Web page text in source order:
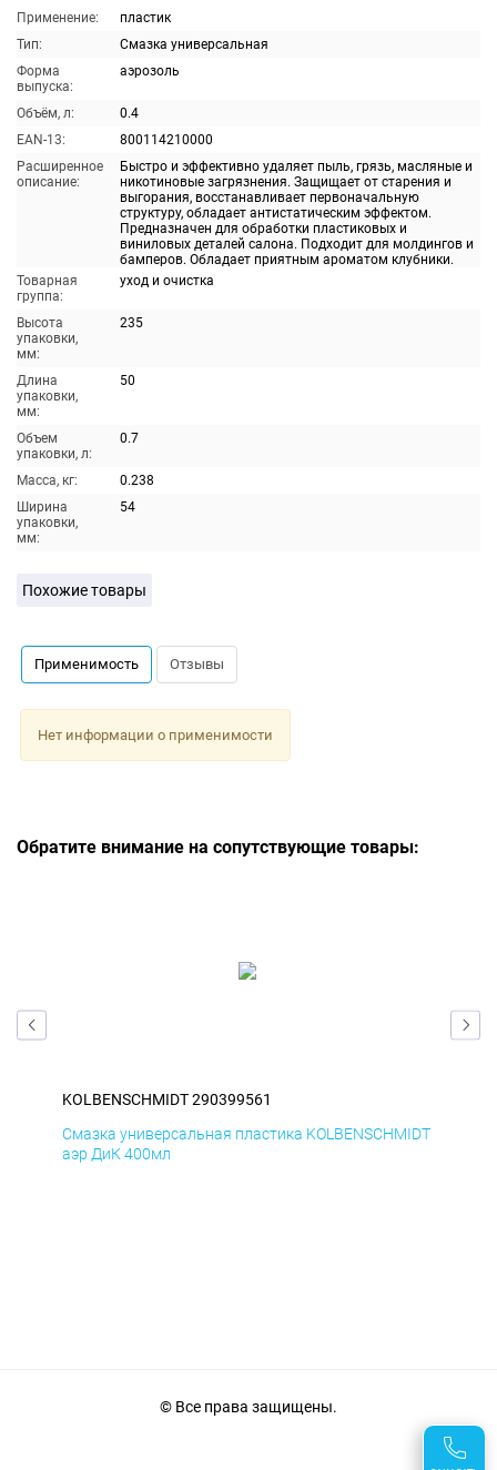
Применение:
пластик
Тип:
Смазка универсальная
Форма
выпуска:
аэрозоль
Объём, л:
0.4
EAN-13:
800114210000
Расширенное
описание:
Быстро и эффективно удаляет пыль, грязь, масляные и
никотиновые загрязнения. Защищает от старения и
выгорания, восстанавливает первоначальную
структуру, обладает антистатическим эффектом.
Предназначен для обработки пластиковых и
виниловых деталей салона. Подходит для молдингов и
бамперов. Обладает приятным ароматом клубники.
Товарная
группа:
уход и очистка
Высота
упаковки,
мм:
235
Длина
упаковки,
мм:
50
Объем
упаковки, л:
0.7
Масса, кг:
0.238
Ширина
упаковки,
мм:
54
Похожие товары
Применимость Отзывы
Нет информации о применимости
Обратите внимание на сопутствующие товары:
KOLBENSCHMIDT 290399561
Смазка универсальная пластика KOLBENSCHMIDT
аэр ДиК 400мл
© Все права защищены.